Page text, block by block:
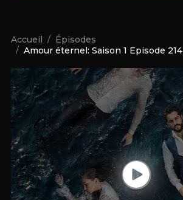
Accueil
Épisodes
Amour éternel: Saison 1 Episode 214